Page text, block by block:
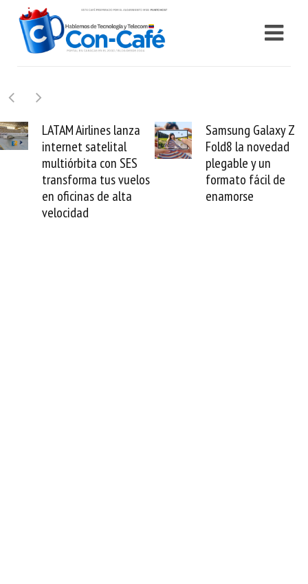
lanza
vuelos
Samsung Galaxy Z
Fold8 la novedad
plegable y un
formato fácil de
enamorse
Cashea
millones
valida el